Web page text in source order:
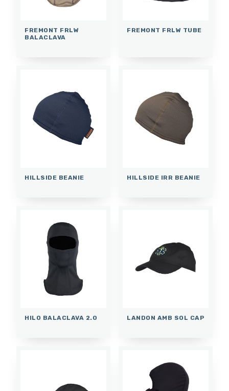
FREMONT FRLW
BALACLAVA
FREMONT FRLW TUBE
HILLSIDE BEANIE HILLSIDE IRR BEANIE
HILO BALACLAVA 2.0 LANDON AMB SOL CAP